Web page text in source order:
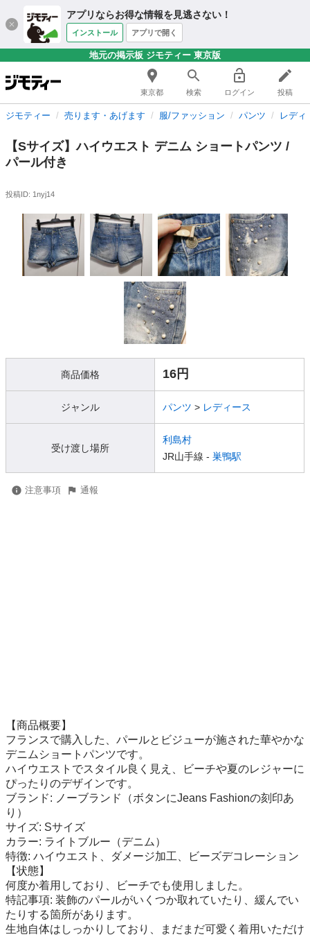
アプリならお得な情報を見逃さない！
インストール アプリで開く
地元の掲示板 ジモティー 東京版
東京都 検索 ログイン 投稿
ジモティー 売ります・あげます 服/ファッション パンツ レディ
【Sサイズ】ハイウエスト デニム ショートパンツ /
パール付き
投稿ID: 1nyj14
商品価格 16円
ジャンル パンツ > レディース
受け渡し場所
利島村
JR山手線 - 巣鴨駅
注意事項 通報
​【商品概要】
フランスで購入した、パールとビジューが施された華やかな
デニムショートパンツです。
ハイウエストでスタイル良く見え、ビーチや夏のレジャーに
ぴったりのデザインです。
​ブランド: ノーブランド（ボタンにJeans Fashionの刻印あ
り）
​サイズ: Sサイズ
​カラー: ライトブルー（デニム）
​特徴: ハイウエスト、ダメージ加工、ビーズデコレーション
​【状態】
​何度か着用しており、ビーチでも使用しました。
​特記事項: 装飾のパールがいくつか取れていたり、緩んでい
たりする箇所があります。
​生地自体はしっかりしており、まだまだ可愛く着用いただけ